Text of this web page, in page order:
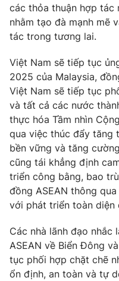
các thỏa thuận hợp tác
nhằm tạo đà mạnh mẽ
tác trong tương lai.
Việt Nam sẽ tiếp tục
2025 của Malaysia,
Việt Nam sẽ tiếp tục
và tất cả các nước
thực hóa Tầm nhìn
qua việc thúc đẩy tăng
bền vững và tăng
cũng tái khẳng định
triển công bằng, bao
đồng ASEAN thông
với phát triển toàn diện
Các nhà lãnh đạo nhắc
ASEAN về Biển Đông
tục phối hợp chặt chẽ
ổn định, an toàn và tự